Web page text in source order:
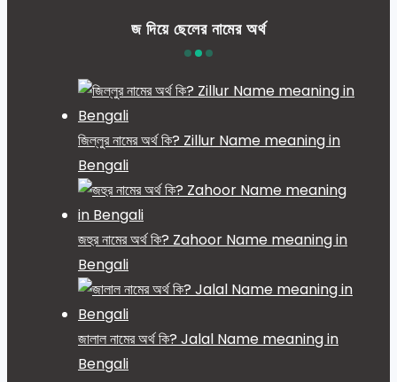
জ দিয়ে ছেলের নামের অর্থ
জিল্লুর নামের অর্থ কি? Zillur Name meaning in
Bengali
জহুর নামের অর্থ কি? Zahoor Name meaning in
Bengali
জালাল নামের অর্থ কি? Jalal Name meaning in
Bengali